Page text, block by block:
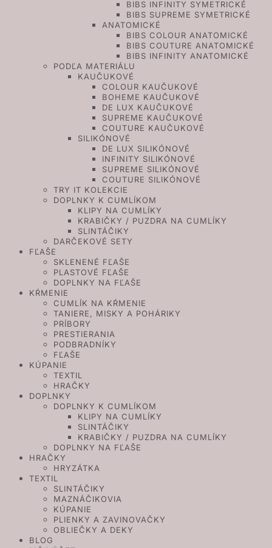
BIBS INFINITY SYMETRICKÉ
BIBS SUPREME SYMETRICKÉ
ANATOMICKÉ
BIBS COLOUR ANATOMICKÉ
BIBS COUTURE ANATOMICKÉ
BIBS INFINITY ANATOMICKÉ
PODĽA MATERIÁLU
KAUČUKOVÉ
COLOUR KAUČUKOVÉ
BOHEME KAUČUKOVÉ
DE LUX KAUČUKOVÉ
SUPREME KAUČUKOVÉ
COUTURE KAUČUKOVÉ
SILIKÓNOVÉ
DE LUX SILIKÓNOVÉ
INFINITY SILIKÓNOVÉ
SUPREME SILIKÓNOVÉ
COUTURE SILIKÓNOVÉ
TRY IT KOLEKCIE
DOPLNKY K CUMLÍKOM
KLIPY NA CUMLÍKY
KRABIČKY / PUZDRA NA CUMLÍKY
SLINTÁČIKY
DARČEKOVÉ SETY
FĽAŠE
SKLENENÉ FĽAŠE
PLASTOVÉ FĽAŠE
DOPLNKY NA FĽAŠE
KŔMENIE
CUMLÍK NA KŔMENIE
TANIERE, MISKY A POHÁRIKY
PRÍBORY
PRESTIERANIA
PODBRADNÍKY
FĽAŠE
KÚPANIE
TEXTIL
HRAČKY
DOPLNKY
DOPLNKY K CUMLÍKOM
KLIPY NA CUMLÍKY
SLINTÁČIKY
KRABIČKY / PUZDRA NA CUMLÍKY
DOPLNKY NA FĽAŠE
HRAČKY
HRYZÁTKA
TEXTIL
SLINTÁČIKY
MAZNÁČIKOVIA
KÚPANIE
PLIENKY A ZAVINOVAČKY
OBLIEČKY A DEKY
BLOG